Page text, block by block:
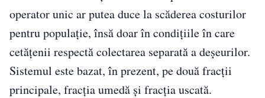
operator unic ar putea duce la scăderea costurilor
pentru populație, însă doar în condițiile în care
cetățenii respectă colectarea separată a deșeurilor.
Sistemul este bazat, în prezent, pe două fracții
principale, fracția umedă și fracția uscată.